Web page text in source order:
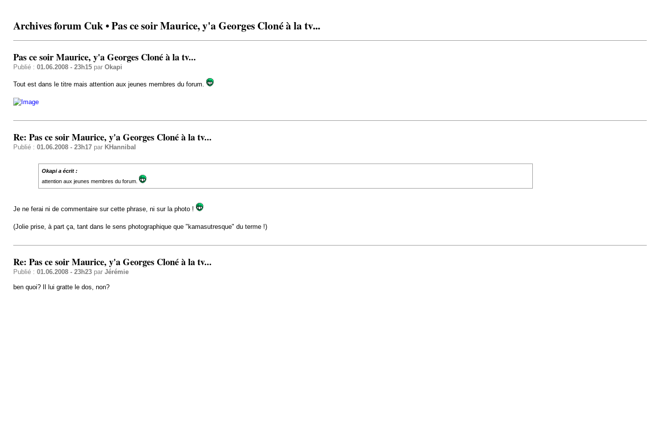
Archives forum Cuk • Pas ce soir Maurice, y'a Georges Cloné à la tv...
Pas ce soir Maurice, y'a Georges Cloné à la tv...
Publié : 01.06.2008 - 23h15par Okapi
Tout est dans le titre mais attention aux jeunes membres du forum.
Re: Pas ce soir Maurice, y'a Georges Cloné à la tv...
Publié : 01.06.2008 - 23h17par KHannibal
Okapi a écrit :
attention aux jeunes membres du forum.
Je ne ferai ni de commentaire sur cette phrase, ni sur la photo !
(Jolie prise, à part ça, tant dans le sens photographique que "kamasutresque" du terme !)
Re: Pas ce soir Maurice, y'a Georges Cloné à la tv...
Publié : 01.06.2008 - 23h23par Jérémie
ben quoi? Il lui gratte le dos, non?